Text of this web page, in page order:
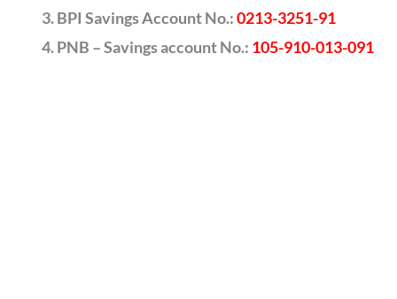
BPI Savings Account No.:0213-3251-91
PNB – Savings account No.: 105-910-013-091